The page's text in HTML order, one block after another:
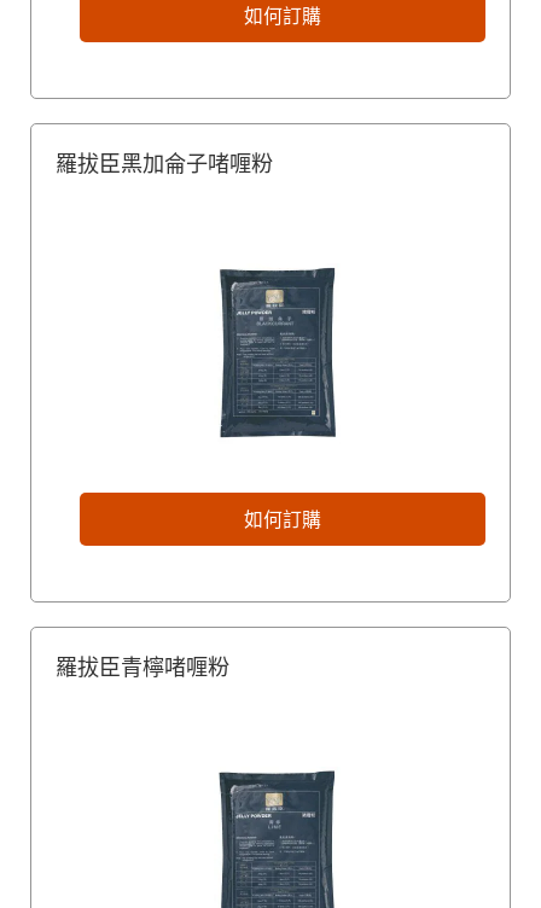
如何訂購
羅拔臣黑加侖子啫喱粉
如何訂購
羅拔臣青檸啫喱粉